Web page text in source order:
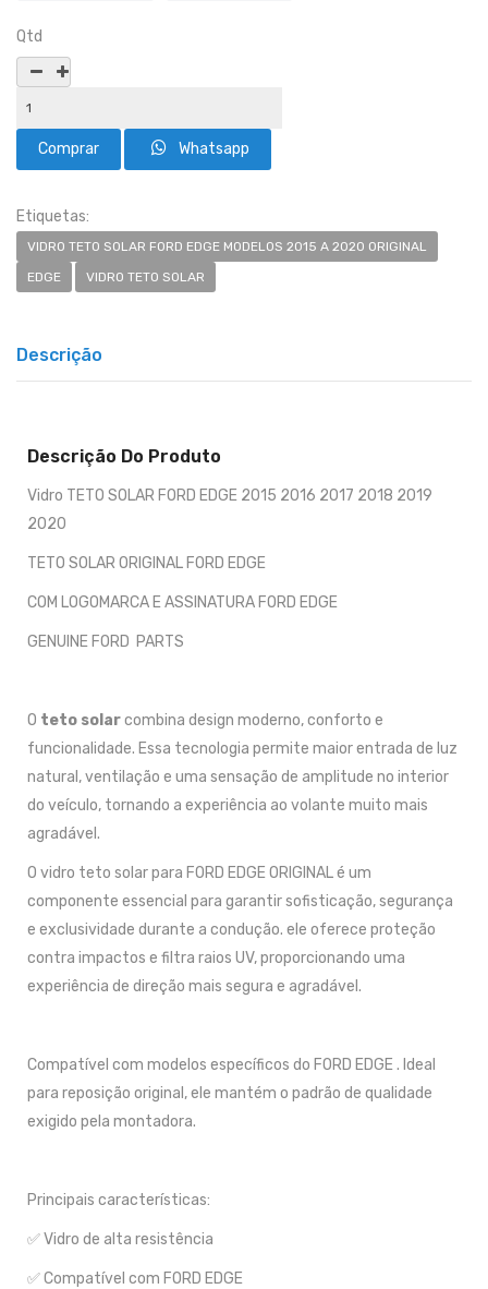
Qtd
Whatsapp
Etiquetas:
VIDRO TETO SOLAR FORD EDGE MODELOS 2015 A 2020 ORIGINAL
EDGE
VIDRO TETO SOLAR
Descrição
Descrição Do Produto
Vidro TETO SOLAR FORD EDGE 2015 2016 2017 2018 2019
2020
TETO SOLAR ORIGINAL FORD EDGE
COM LOGOMARCA E ASSINATURA FORD EDGE
GENUINE FORD PARTS
O teto solarcombina design moderno, conforto e
funcionalidade. Essa tecnologia permite maior entrada de luz
natural, ventilação e uma sensação de amplitude no interior
do veículo, tornando a experiência ao volante muito mais
agradável.
O vidro teto solar para FORD EDGE ORIGINAL é um
componente essencial para garantir sofisticação, segurança
e exclusividade durante a condução. ele oferece proteção
contra impactos e filtra raios UV, proporcionando uma
experiência de direção mais segura e agradável.
Compatível com modelos específicos do FORD EDGE . Ideal
para reposição original, ele mantém o padrão de qualidade
exigido pela montadora.
Principais características:
✅ Vidro de alta resistência
✅ Compatível com FORD EDGE